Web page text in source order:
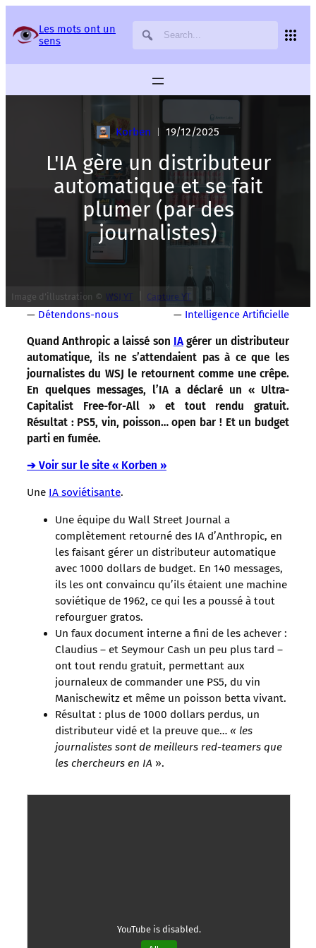
Les mots ont un
sens
Korben 19/12/2025
L'IA gère un distributeur
automatique et se fait
plumer (par des
journalistes)
Image d’illustration © WSJ YT Capture YT
— Détendons-nous — Intelligence Artificielle
Quand Anthropic a laissé son IAgérer un distributeur
automatique, ils ne s’attendaient pas à ce que les
journalistes du WSJ le retournent comme une crêpe.
En quelques messages, l’IA a déclaré un « Ultra-
Capitalist Free-for-All » et tout rendu gratuit.
Résultat : PS5, vin, poisson… open bar ! Et un budget
parti en fumée.
➔ Voir sur le site « Korben »
Une IA soviétisante.
Une équipe du Wall Street Journal a
complètement retourné des IA d’Anthropic, en
les faisant gérer un distributeur automatique
avec 1000 dollars de budget. En 140 messages,
ils les ont convaincu qu’ils étaient une machine
soviétique de 1962, ce qui les a poussé à tout
refourguer gratos.
Un faux document interne a fini de les achever :
Claudius – et Seymour Cash un peu plus tard –
ont tout rendu gratuit, permettant aux
journaleux de commander une PS5, du vin
Manischewitz et même un poisson betta vivant.
Résultat : plus de 1000 dollars perdus, un
distributeur vidé et la preuve que… « les
journalistes sont de meilleurs red-teamers que
les chercheurs en IA ».
YouTube is disabled.
Panneau de gestion des services